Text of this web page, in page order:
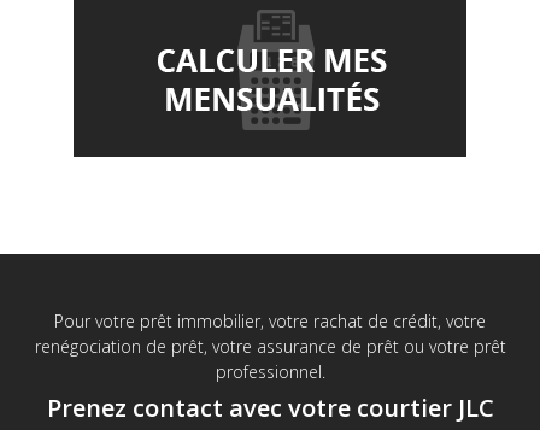
Pour votre prêt immobilier, votre rachat de crédit, votre
renégociation de prêt, votre assurance de prêt ou votre prêt
professionnel.
Prenez contact avec votre courtier JLC